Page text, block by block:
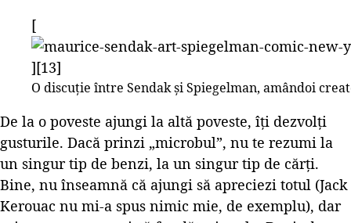
[
][13]
O discuție între Sendak și Spiegelman, amândoi
De la o poveste ajungi la altă poveste, îți dezvolți
gusturile. Dacă prinzi „microbul”, nu te rezumi la
un singur tip de benzi, la un singur tip de cărți.
Bine, nu înseamnă că ajungi să apreciezi totul (Jack
Kerouac nu mi-a spus nimic mie, de exemplu), dar